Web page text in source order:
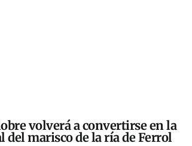
volverá a convertirse en la
del marisco de la ría de Ferrol